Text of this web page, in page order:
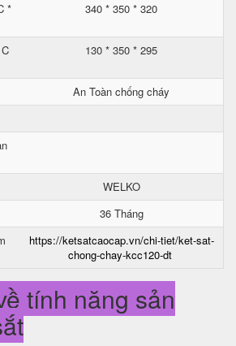
*
340 * 350 * 320
130 * 350 * 295
An Toàn chống cháy
WELKO
36 Tháng
https://ketsatcaocap.vn/chi-tiet/ket-sat-
chong-chay-kcc120-dt
tính năng sản